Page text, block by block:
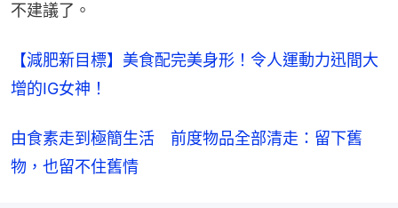
不建議了。
【減肥新目標】美食配完美身形！令人運動力迅間大
增的IG女神！
由食素走到極簡生活　前度物品全部清走：留下舊
物，也留不住舊情